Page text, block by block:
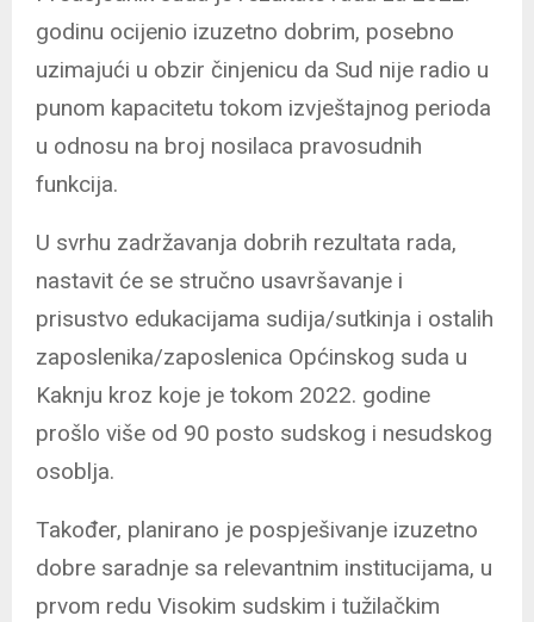
godinu ocijenio izuzetno dobrim, posebno
uzimajući u obzir činjenicu da Sud nije radio u
punom kapacitetu tokom izvještajnog perioda
u odnosu na broj nosilaca pravosudnih
funkcija.
U svrhu zadržavanja dobrih rezultata rada,
nastavit će se stručno usavršavanje i
prisustvo edukacijama sudija/sutkinja i ostalih
zaposlenika/zaposlenica Općinskog suda u
Kaknju kroz koje je tokom 2022. godine
prošlo više od 90 posto sudskog i nesudskog
osoblja.
Također, planirano je pospješivanje izuzetno
dobre saradnje sa relevantnim institucijama, u
prvom redu Visokim sudskim i tužilačkim